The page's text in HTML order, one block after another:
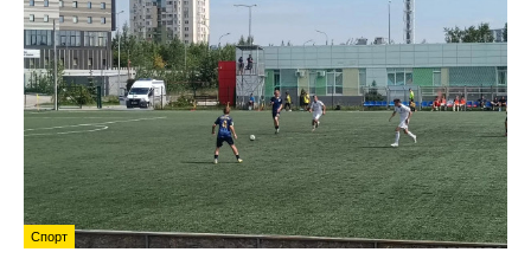
Спорт